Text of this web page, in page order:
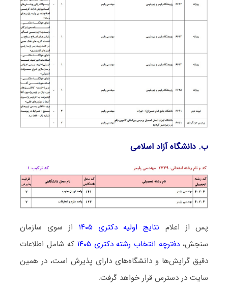
ب. دانشگاه آزاد اﺳﻼمی
پس از اعلام نتایج اولیه دکتری ۱۴۰۵
از سوی سازمان
سنجش، دفترچه انتخاب رشته دکتری ۱۴۰۵
که شامل اطلاعات
دقیق گرایش‌ها و دانشگاه‌های دارای پذیرش است، در همین
سایت در دسترس قرار خواهد گرفت.